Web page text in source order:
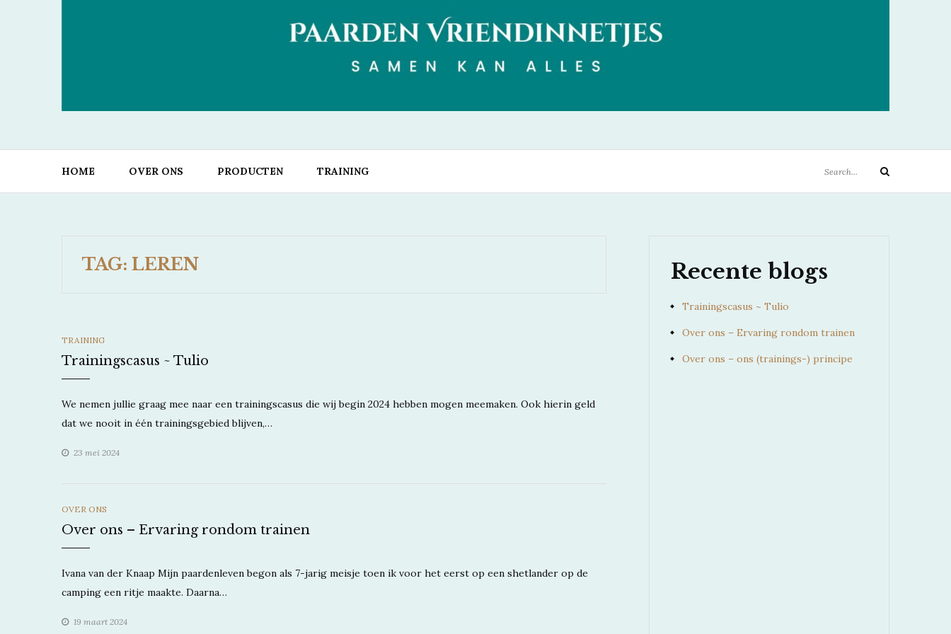
PAARDEN VRIENDINNETJES
HOME OVER ONS PRODUCTEN TRAINING
for:
Search
TAG: LEREN
CATEGORIES
TRAINING
Trainingscasus ~ Tulio
We nemen jullie graag mee naar een trainingscasus die wij begin 2024 hebben mogen meemaken. Ook hierin geld
dat we nooit in één trainingsgebied blijven,…
23 mei 2024
CATEGORIES
OVER ONS
Over ons – Ervaring rondom trainen
Ivana van der Knaap Mijn paardenleven begon als 7-jarig meisje toen ik voor het eerst op een shetlander op de
camping een ritje maakte. Daarna…
19 maart 2024
Recente blogs
Trainingscasus ~ Tulio
Over ons – Ervaring rondom trainen
Over ons – ons (trainings-) principe